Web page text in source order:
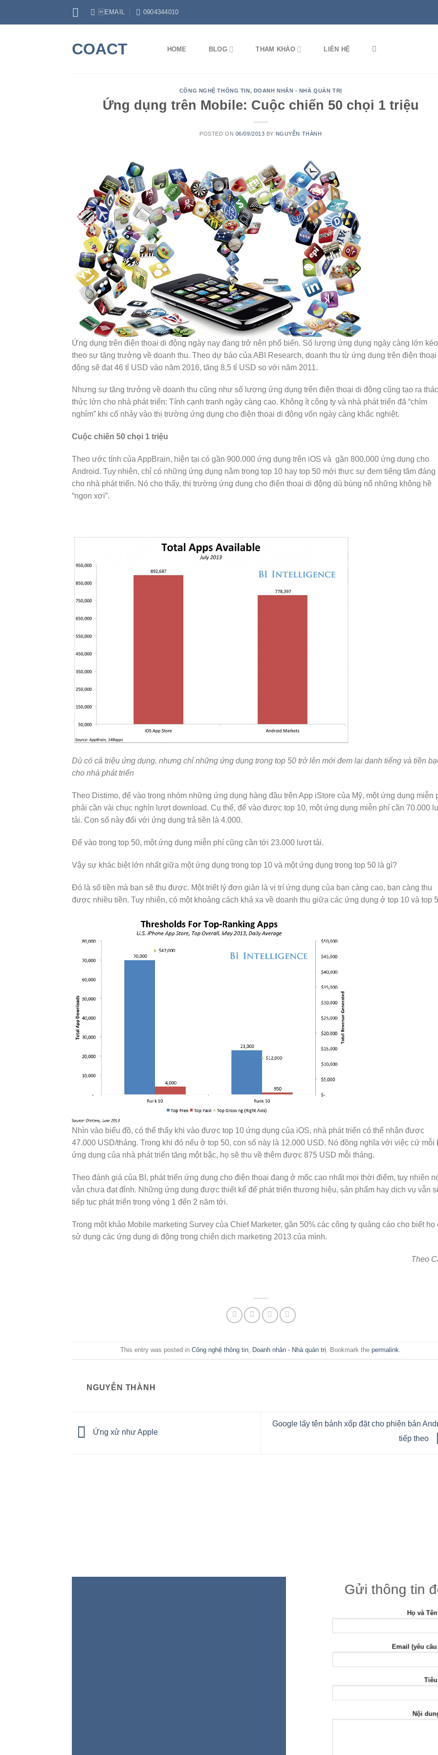
EMAIL 0904344010
COACT HOME BLOG THAM KHẢO LIÊN HỆ
CÔNG NGHỆ THÔNG TIN, DOANH NHÂN - NHÀ QUẢN TRỊ
Ứng dụng trên Mobile: Cuộc chiến 50 chọi 1 triệu
POSTED ON 06/09/2013 BY NGUYỄN THÀNH
Ứng dụng trên điện thoại di động ngày nay đang trở nên phổ biến. Số lượng ứng dụng ngày càng lớn kéo
theo sự tăng trưởng về doanh thu. Theo dự báo của ABI Research, doanh thu từ ứng dụng trên điện thoại
động sẽ đạt 46 tỉ USD vào năm 2016, tăng 8,5 tỉ USD so với năm 2011.
Nhưng sự tăng trưởng về doanh thu cũng như số lượng ứng dụng trên điện thoại di động cũng tạo ra
thức lớn cho nhà phát triển: Tính cạnh tranh ngày càng cao. Không ít công ty và nhà phát triển đã “chìm
nghỉm” khi cố nhảy vào thị trường ứng dụng cho điện thoại di động vốn ngày càng khắc nghiệt.
Cuộc chiến 50 chọi 1 triệu
Theo ước tính của AppBrain, hiện tại có gần 900.000 ứng dụng trên iOS và gần 800.000 ứng dụng cho
Android. Tuy nhiên, chỉ có những ứng dụng nằm trong top 10 hay top 50 mới thực sự đem tiếng tăm đáng
cho nhà phát triển. Nó cho thấy, thị trường ứng dụng cho điện thoại di động dù bùng nổ những không hề
“ngon xơi”.
Dù có cả triệu ứng dụng, nhưng chỉ những ứng dụng trong top 50 trở lên mới đem lại danh tiếng và tiền
cho nhà phát triển
Theo Distimo, để vào trong nhóm những ứng dụng hàng đầu trên App iStore của Mỹ, một ứng dụng miễn
phải cần vài chục nghìn lượt download. Cụ thể, để vào được top 10, một ứng dụng miễn phí cần 70.000
tải. Con số này đối với ứng dụng trả tiền là 4.000.
Để vào trong top 50, một ứng dụng miễn phí cũng cần tới 23.000 lượt tải.
Vậy sự khác biệt lớn nhất giữa một ứng dụng trong top 10 và một ứng dụng trong top 50 là gì?
Đó là số tiền mà bạn sẽ thu được. Một triết lý đơn giản là vị trí ứng dụng của bạn càng cao, bạn càng thu
được nhiều tiền. Tuy nhiên, có một khoảng cách khá xa về doanh thu giữa các ứng dụng ở top 10 và top
Nhìn vào biểu đồ, có thể thấy khi vào được top 10 ứng dụng của iOS, nhà phát triển có thể nhận được
47.000 USD/tháng. Trong khi đó nếu ở top 50, con số này là 12.000 USD. Nó đồng nghĩa với việc cứ mỗi
ứng dụng của nhà phát triển tăng một bậc, họ sẽ thu về thêm được 875 USD mỗi tháng.
Theo đánh giá của BI, phát triển ứng dụng cho điện thoại đang ở mốc cao nhất mọi thời điểm, tuy nhiên
vẫn chưa đạt đỉnh. Những ứng dụng được thiết kể để phát triển thương hiệu, sản phẩm hay dịch vụ vẫn
tiếp tục phát triển trong vòng 1 đến 2 năm tới.
Trong một khảo Mobile marketing Survey của Chief Marketer, gần 50% các công ty quảng cáo cho biết họ
sử dụng các ứng dụng di động trong chiến dịch marketing 2013 của mình.
Theo
This entry was posted inCông nghệ thông tin Doanh nhân - Nhà quản trị . Bookmark thepermalink
NGUYỄN THÀNH
Ứng xử như Apple
Google lấy tên bánh xốp đặt cho phiên bản
tiếp theo
Gửi thông tin
Họ và
Email (yêu
Nội